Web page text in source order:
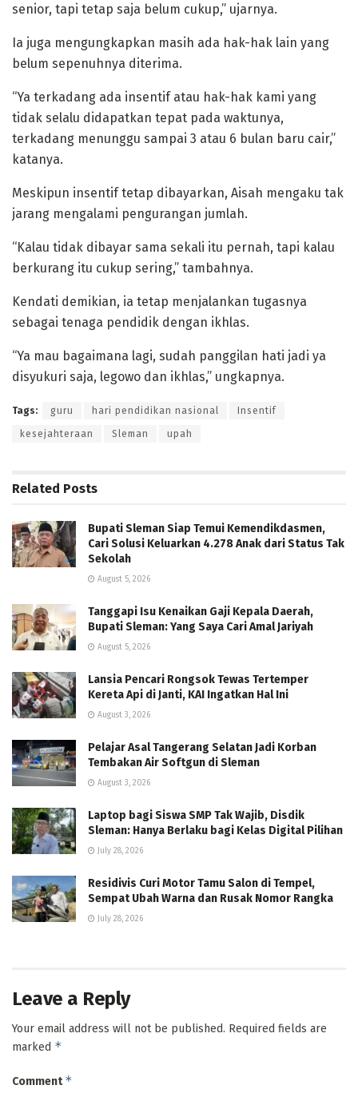
senior, tapi tetap saja belum cukup,” ujarnya.
Ia juga mengungkapkan masih ada hak-hak lain yang
belum sepenuhnya diterima.
“Ya terkadang ada insentif atau hak-hak kami yang
tidak selalu didapatkan tepat pada waktunya,
terkadang menunggu sampai 3 atau 6 bulan baru cair,”
katanya.
Meskipun insentif tetap dibayarkan, Aisah mengaku tak
jarang mengalami pengurangan jumlah.
“Kalau tidak dibayar sama sekali itu pernah, tapi kalau
berkurang itu cukup sering,” tambahnya.
Kendati demikian, ia tetap menjalankan tugasnya
sebagai tenaga pendidik dengan ikhlas.
“Ya mau bagaimana lagi, sudah panggilan hati jadi ya
disyukuri saja, legowo dan ikhlas,” ungkapnya.
Tags: guru hari pendidikan nasional Insentif
kesejahteraan Sleman upah
Related Posts
Bupati Sleman Siap Temui Kemendikdasmen,
Cari Solusi Keluarkan 4.278 Anak dari Status Tak
Sekolah
August 5, 2026
Tanggapi Isu Kenaikan Gaji Kepala Daerah,
Bupati Sleman: Yang Saya Cari Amal Jariyah
August 5, 2026
Lansia Pencari Rongsok Tewas Tertemper
Kereta Api di Janti, KAI Ingatkan Hal Ini
August 3, 2026
Pelajar Asal Tangerang Selatan Jadi Korban
Tembakan Air Softgun di Sleman
August 3, 2026
Laptop bagi Siswa SMP Tak Wajib, Disdik
Sleman: Hanya Berlaku bagi Kelas Digital Pilihan
July 28, 2026
Residivis Curi Motor Tamu Salon di Tempel,
Sempat Ubah Warna dan Rusak Nomor Rangka
July 28, 2026
Leave a Reply
Your email address will not be published. Required fields are
marked *
Comment*